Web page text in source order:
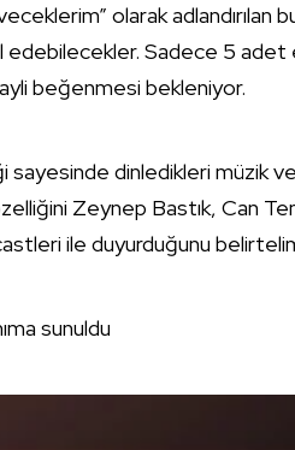
olarak adlandırılan
Sadece 5 adet
beğenmesi bekleniyor.
sayesinde dinledikleri müzik
Zeynep Bastık, Can
ile duyurduğunu
sunuldu